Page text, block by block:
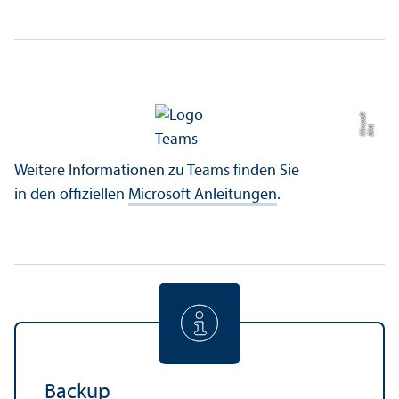
Bil
d:
Mi
r
o
s
of
t
Weitere Informationen zu Teams finden Sie
in den offiziellen Microsoft Anleitungen.
Backup